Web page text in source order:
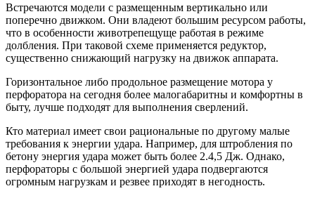
Встречаются модели с размещенным вертикально или
поперечно движком. Они владеют большим ресурсом работы,
что в особенности животрепещуще работая в режиме
долбления. При таковой схеме применяется редуктор,
существенно снижающий нагрузку на движок аппарата.
Горизонтальное либо продольное размещение мотора у
перфоратора на сегодня более малогабаритны и комфортны в
быту, лучше подходят для выполнения сверлений.
Кто материал имеет свои рациональные по другому малые
требования к энергии удара. Например, для штробления по
бетону энергия удара может быть более 2.4,5 Дж. Однако,
перфораторы с большой энергией удара подвергаются
огромным нагрузкам и резвее приходят в негодность.